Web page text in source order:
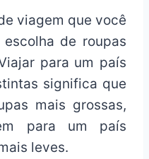
viagem que você
de roupas
para um país
significa que
mais grossas,
para um país
leves.